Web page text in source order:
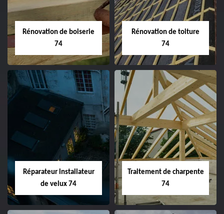
Rénovation de boiserie
74
Rénovation de toiture
74
Réparateur installateur
de velux 74
Traitement de charpente
74